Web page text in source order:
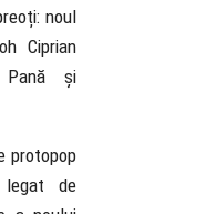
noul
Ciprian
Pană și
protopop
de